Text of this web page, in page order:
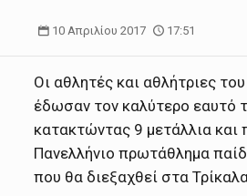
10 Απριλίου 2017 17:51
Οι αθλητές και αθλήτριες
έδωσαν τον καλύτερο εαυτό
κατακτώντας 9 μετάλλια και
Πανελλήνιο πρωτάθλημα
που θα διεξαχθεί στα